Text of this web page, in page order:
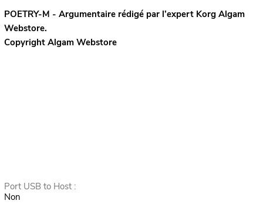
POETRY-M - Argumentaire rédigé par l’expert KorgAlgam
Webstore.
Copyright Algam Webstore
Port USB to Host :
Non